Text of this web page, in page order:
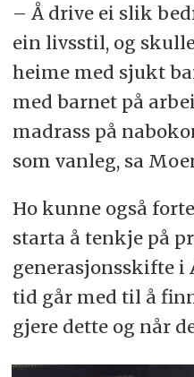
– Å drive ei slik
ein livsstil, og
heime med sjukt
med barnet på
madrass på
som vanleg, sa
Ho kunne også
starta å tenkje på
generasjonsskifte i
tid går med til å
gjere dette og når